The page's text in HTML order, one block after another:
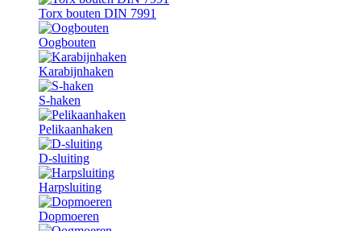
Torx bouten DIN 7991
Oogbouten
Karabijnhaken
S-haken
Pelikaanhaken
D-sluiting
Harpsluiting
Dopmoeren